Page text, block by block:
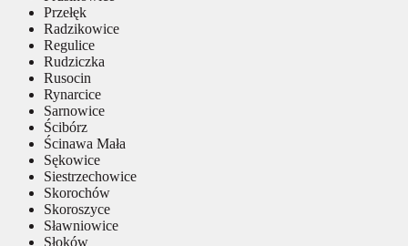
Przełęk
Radzikowice
Regulice
Rudziczka
Rusocin
Rynarcice
Sarnowice
Ścibórz
Ścinawa Mała
Sękowice
Siestrzechowice
Skorochów
Skoroszyce
Sławniowice
Słoków